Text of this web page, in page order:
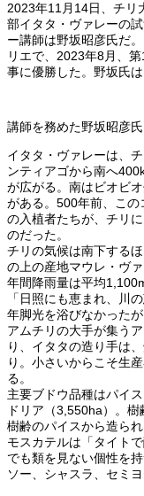
2023年11月14日、チリ
部イタタ・ヴァレーの
ー講師は野坂昭彦氏だ
リエで、2023年8月、
事に優勝した。野坂氏
講師を務めた野坂昭彦氏
イタタ・ヴァレーは、
ンティアゴから南へ
が広がる。南はビオビ
がある。500年前、こ
の入植者たちが、チリ
のだった。
チリの気候は南下する
の上の産地マウレ・ヴ
年間降雨量は平均
「日照にも恵まれ、川
年脚光を浴びなかった
アムチリの大手が集う
り、イタタの造り手は
り。小さいからこそ生
る。
主要ブドウ品種はパイ
ドリア（3,550ha）。
樹齢のパイスから造ら
モスカテルは「タイト
でも類を見ない個性を
ソー、シャスラ、セミ